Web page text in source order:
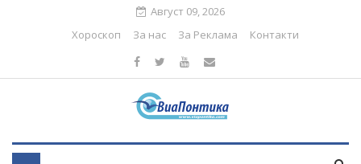
Август 09, 2026
Хороскоп
За нас За Реклама Контакти